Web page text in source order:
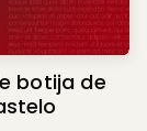
botija de